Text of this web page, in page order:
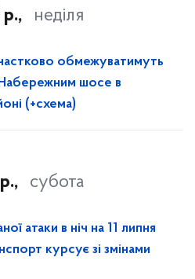
неділя
частково обмежуватимуть
шосе в
(+схема)
субота
атаки в ніч на 11 липня
курсує зі змінами